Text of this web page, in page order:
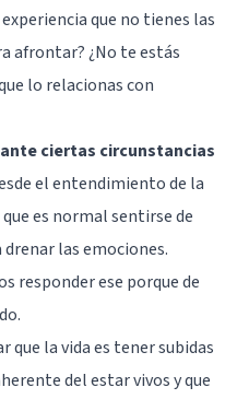
que no tienes las
afrontar? ¿No te estás
lo relacionas con
ciertas circunstancias
el entendimiento de la
es normal sentirse de
las emociones.
responder ese porque de
que la vida es tener subidas
del estar vivos y que